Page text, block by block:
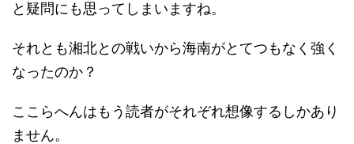
と疑問にも思ってしまいますね。
それとも湘北との戦いから海南がとてつもなく強く
なったのか？
ここらへんはもう読者がそれぞれ想像するしかあり
ません。